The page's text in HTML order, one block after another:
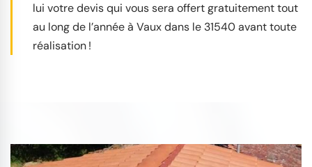
lui votre devis qui vous sera offert gratuitement tout
au long de l’année à Vaux dans le 31540 avant toute
réalisation !